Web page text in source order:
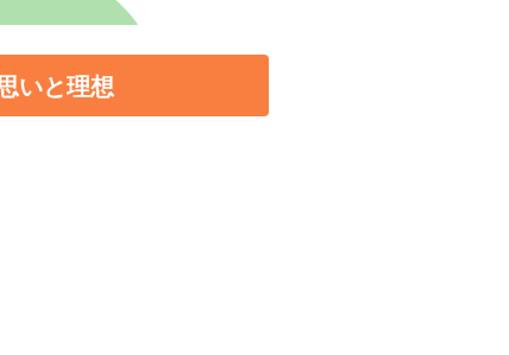
いと理想